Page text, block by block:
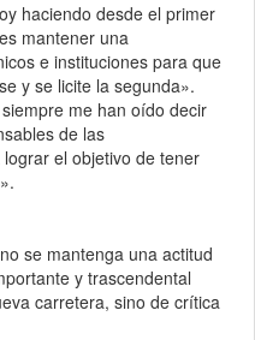
haciendo desde el primer
mantener una
e instituciones para que
y se licite la segunda».
me han oído decir
de las
el objetivo de tener
se mantenga una actitud
y trascendental
carretera, sino de crítica